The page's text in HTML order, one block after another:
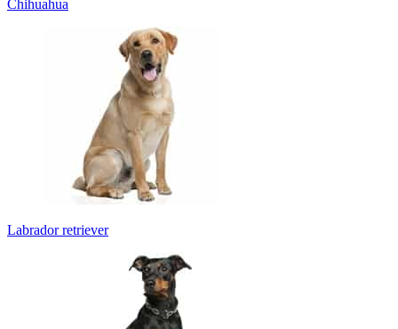
Chihuahua
Labrador retriever